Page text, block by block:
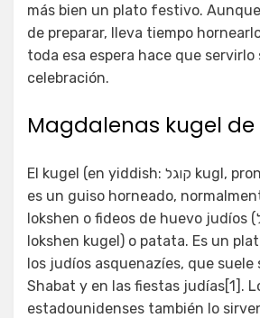
más bien un plato festivo.
de preparar, lleva tiempo
toda esa espera hace que servirlo
celebración.
Magdalenas kugel
El kugel (en yiddish: קוגל kugl, pronunciado [ˈkʊɡl̩])
es un guiso horneado,
lokshen o fideos de huevo judíos (לאָקשן קוגל
lokshen kugel) o patata. Es un
los judíos asquenazíes, que suele
Shabat y en las fiestas judías[1].
estadounidenses también lo